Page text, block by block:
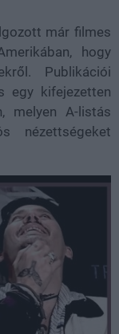
már filmes
hogy
Publikációi
egy kifejezetten
melyen A-listás
nézettségeket